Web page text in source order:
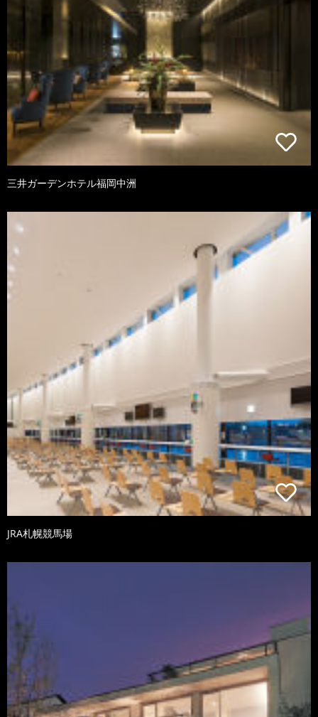
三井ガーデンホテル福岡中洲
JRA札幌競馬場